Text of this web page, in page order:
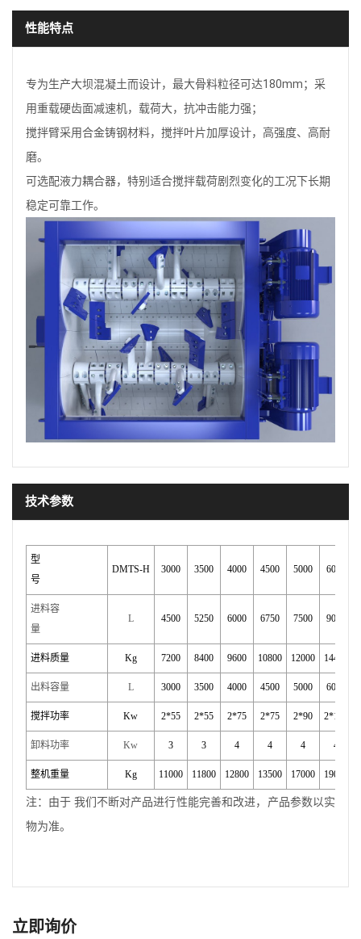
性能特点
专为生产大坝混凝土而设计，最大骨料粒径可达180mm；采
用重载硬齿面减速机，载荷大，抗冲击能力强；
搅拌臂采用合金铸钢材料，搅拌叶片加厚设计，高强度、高耐
磨。
可选配液力耦合器，特别适合搅拌载荷剧烈变化的工况下长期
稳定可靠工作。
技术参数
型
号
DMTS-H 3000 3500 4000 4500 5000 6000
进料容
量
L 4500 5250 6000 6750 7500 9000
进料质量 Kg 7200 8400 9600 10800 12000 14400
出料容量 L 3000 3500 4000 4500 5000 6000
搅拌功率 Kw 2*55 2*55 2*75 2*75 2*90 2*110
卸料功率 Kw 3 3 4 4 4 4
整机重量 Kg 11000 11800 12800 13500 17000 19000
注：由于 我们不断对产品进行性能完善和改进，产品参数以实
物为准。
立即询价